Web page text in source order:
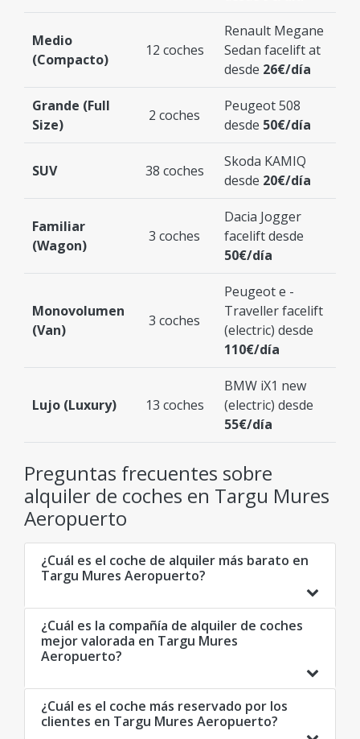
Medio
(Compacto)
12 coches
Renault Megane
Sedan facelift at
desde 26€/día
Grande (Full
Size)
2 coches
Peugeot 508
desde 50€/día
SUV 38 coches
Skoda KAMIQ
desde 20€/día
Familiar
(Wagon)
3 coches
Dacia Jogger
facelift desde
50€/día
Monovolumen
(Van)
3 coches
Peugeot e -
Traveller facelift
(electric) desde
110€/día
Lujo (Luxury) 13 coches
BMW iX1 new
(electric) desde
55€/día
Preguntas frecuentes sobre
alquiler de coches en Targu Mures
Aeropuerto
¿Cuál es el coche de alquiler más barato en
Targu Mures Aeropuerto?
¿Cuál es la compañía de alquiler de coches
mejor valorada en Targu Mures
Aeropuerto?
¿Cuál es el coche más reservado por los
clientes en Targu Mures Aeropuerto?